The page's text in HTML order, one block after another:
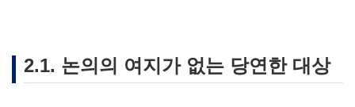
2.1. 논의의 여지가 없는 당연한 대상